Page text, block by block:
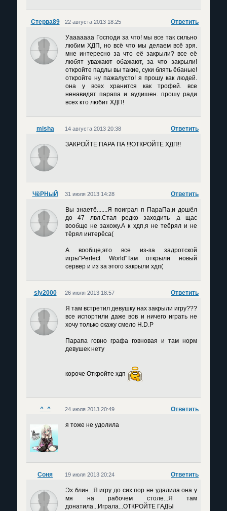
Стерва89 Ответить
22 августа 2013 18:25
Уааааааа Господи за что! мы все так сильно
любим ХДП, но всё что мы делаем всё зря.
мне интересно за что её закрыли? все её
любят уважают обажают, за что закрыли!
откройте падлы вы такие, суки блять ёбаные!
откройте ну пажалусто! я прошу как людей.
она у всех хранится как трофей. все
ненавидят парапа и аудишен. прошу ради
всех кто любит ХДП!
misha Ответить
14 августа 2013 20:38
ЗАКРОЙТЕ ПАРА ПА !!!ОТКРОЙТЕ ХДП!!
ЧёРНыЙ Ответить
31 июля 2013 14:28
Вы знаетё.......Я поиграл п ПараПа,и дошёл
до 47 лвл.Стал редко заходить ,а щас
вообще не захожу.А к хдп,я не теёрял и не
тёрял интерёса(
А вообще,это все из-за задротской
игры"Perfect World"Там открыли новый
сервер и из за этого закрыли хдп(
sly2000 Ответить
26 июля 2013 18:57
Я там встретил девушку нах закрыли игру???
все испортили даже вов и ничего играть не
хочу только скажу смело H.D.P
Парапа говно графа говновая и там норм
девушек нету
короче Откройте хдп
^_^ Ответить
24 июля 2013 20:49
я тоже не удолила
Cоня Ответить
19 июля 2013 20:24
Эх блин...Я игру до сих пор не удалила она у
мя на рабочем столе...Я там
донатила...Играла...ОТКРОЙТЕ ГАДЫ